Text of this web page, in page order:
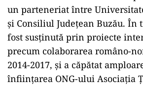
reprezentând două dealuri și
sare, simbolizează atât
caracteristice, cât și renașterea
locale.
Pasărea stilizată care se